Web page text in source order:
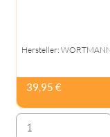
Hersteller:
39,95 €